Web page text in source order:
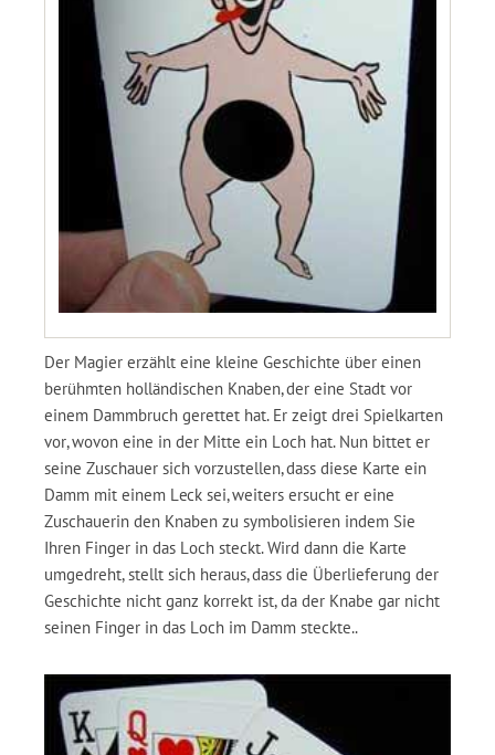
Der Magier erzählt eine kleine Geschichte über einen
berühmten holländischen Knaben, der eine Stadt vor
einem Dammbruch gerettet hat. Er zeigt drei Spielkarten
vor, wovon eine in der Mitte ein Loch hat. Nun bittet er
seine Zuschauer sich vorzustellen, dass diese Karte ein
Damm mit einem Leck sei, weiters ersucht er eine
Zuschauerin den Knaben zu symbolisieren indem Sie
Ihren Finger in das Loch steckt. Wird dann die Karte
umgedreht, stellt sich heraus, dass die Überlieferung der
Geschichte nicht ganz korrekt ist, da der Knabe gar nicht
seinen Finger in das Loch im Damm steckte..